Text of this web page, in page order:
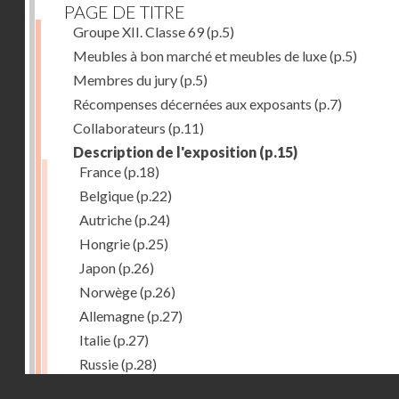
PAGE DE TITRE
Groupe XII. Classe 69(p.5)
Meubles à bon marché et meubles de luxe(p.5)
Membres du jury(p.5)
Récompenses décernées aux exposants (p.7)
Collaborateurs (p.11)
Description de l'exposition (p.15)
France(p.18)
Belgique(p.22)
Autriche(p.24)
Hongrie(p.25)
Japon(p.26)
Norwège(p.26)
Allemagne(p.27)
Italie(p.27)
Russie(p.28)